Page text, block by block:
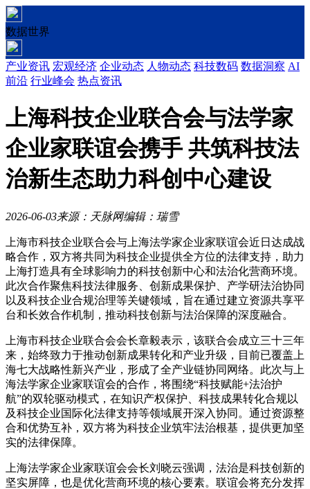
数据世界
产业资讯 宏观经济 企业动态 人物动态 科技数码 数据洞察 AI
前沿 行业峰会 热点资讯
上海科技企业联合会与法学家
企业家联谊会携手 共筑科技法
治新生态助力科创中心建设
2026-06-03来源：天脉网编辑：瑞雪
上海市科技企业联合会与上海法学家企业家联谊会近日达成战
略合作，双方将共同为科技企业提供全方位的法律支持，助力
上海打造具有全球影响力的科技创新中心和法治化营商环境。
此次合作聚焦科技法律服务、创新成果保护、产学研法治协同
以及科技企业合规治理等关键领域，旨在通过建立资源共享平
台和长效合作机制，推动科技创新与法治保障的深度融合。
上海市科技企业联合会会长章毅表示，该联合会成立三十三年
来，始终致力于推动创新成果转化和产业升级，目前已覆盖上
海七大战略性新兴产业，形成了全产业链协同网络。此次与上
海法学家企业家联谊会的合作，将围绕“科技赋能+法治护
航”的双轮驱动模式，在知识产权保护、科技成果转化合规以
及科技企业国际化法律支持等领域展开深入协同。通过资源整
合和优势互补，双方将为科技企业筑牢法治根基，提供更加坚
实的法律保障。
上海法学家企业家联谊会会长刘晓云强调，法治是科技创新的
坚实屏障，也是优化营商环境的核心要素。联谊会将充分发挥